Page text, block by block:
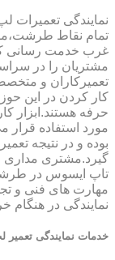
نمایندگی
تمام نقاط
غرب خدمت رسانی
مشتریان را در
تعمیرکاران و
کار کردن در این
حرفه هستند.ابزار
مورد استفاده قرار
بوده و در نتیجه
گیرد.مشتری مداری
تاپ ایسوس در
مهارت های فنی و
نمایندگی در هنگام
خدمات نمایندگی